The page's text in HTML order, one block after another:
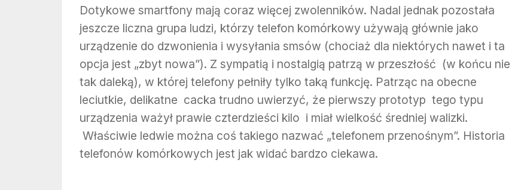
Dotykowe smartfony mają coraz więcej zwolenników. Nadal jednak pozostała
jeszcze liczna grupa ludzi, którzy telefon komórkowy używają głównie jako
urządzenie do dzwonienia i wysyłania smsów (chociaż dla niektórych nawet i ta
opcja jest „zbyt nowa”). Z sympatią i nostalgią patrzą w przeszłość (w końcu nie
tak daleką), w której telefony pełniły tylko taką funkcję. Patrząc na obecne
leciutkie, delikatne cacka trudno uwierzyć, że pierwszy prototyp tego typu
urządzenia ważył prawie czterdzieści kilo i miał wielkość średniej walizki.
Właściwie ledwie można coś takiego nazwać „telefonem przenośnym”. Historia
telefonów komórkowych jest jak widać bardzo ciekawa.